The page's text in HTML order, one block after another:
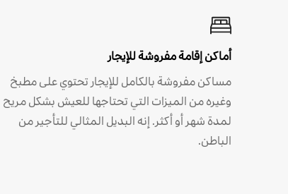
أماكن إقامة مفروشة للإيجار
مساكن مفروشة بالكامل للإيجار تحتوي على مطبخ
وغيره من الميزات التي تحتاجها للعيش بشكل مريح
لمدة شهر أو أكثر. إنه البديل المثالي للتأجير من
الباطن.